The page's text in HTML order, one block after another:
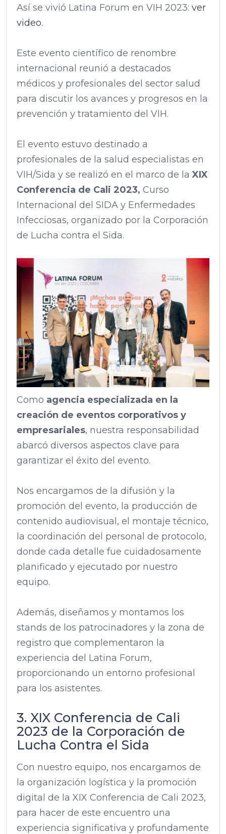
Así se vivió Latina Forum en VIH 2023: ver
video.
Este evento científico de renombre
internacional reunió a destacados
médicos y profesionales del sector salud
para discutir los avances y progresos en la
prevención y tratamiento del VIH.
El evento estuvo destinado a
profesionales de la salud especialistas en
VIH/Sida y se realizó en el marco de la XIX
Conferencia de Cali 2023, Curso
Internacional del SIDA y Enfermedades
Infecciosas, organizado por la Corporación
de Lucha contra el Sida.
Como agencia especializada en la
creación de eventos corporativos y
empresariales, nuestra responsabilidad
abarcó diversos aspectos clave para
garantizar el éxito del evento.
Nos encargamos de la difusión y la
promoción del evento, la producción de
contenido audiovisual, el montaje técnico,
la coordinación del personal de protocolo,
donde cada detalle fue cuidadosamente
planificado y ejecutado por nuestro
equipo.
Además, diseñamos y montamos los
stands de los patrocinadores y la zona de
registro que complementaron la
experiencia del Latina Forum,
proporcionando un entorno profesional
para los asistentes.
3. XIX Conferencia de Cali
2023 de la Corporación de
Lucha Contra el Sida
Con nuestro equipo, nos encargamos de
la organización logística y la promoción
digital de la XIX Conferencia de Cali 2023,
para hacer de este encuentro una
experiencia significativa y profundamente